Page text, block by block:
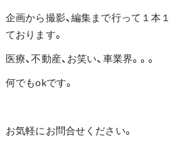
企画から撮影、編集まで行って１本
ております。
医療、不動産、お笑い、車業界。。。
何でもokです。
お気軽にお問合せください。